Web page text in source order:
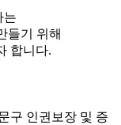
는
들기 위해
합니다.
구 인권보장 및 증